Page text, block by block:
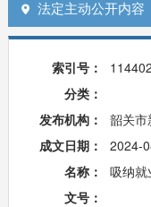
 法定主动公开内容
索引号：
分类：
发布机构：
韶关
成文日期：
2024-
名称：
吸纳
文号：